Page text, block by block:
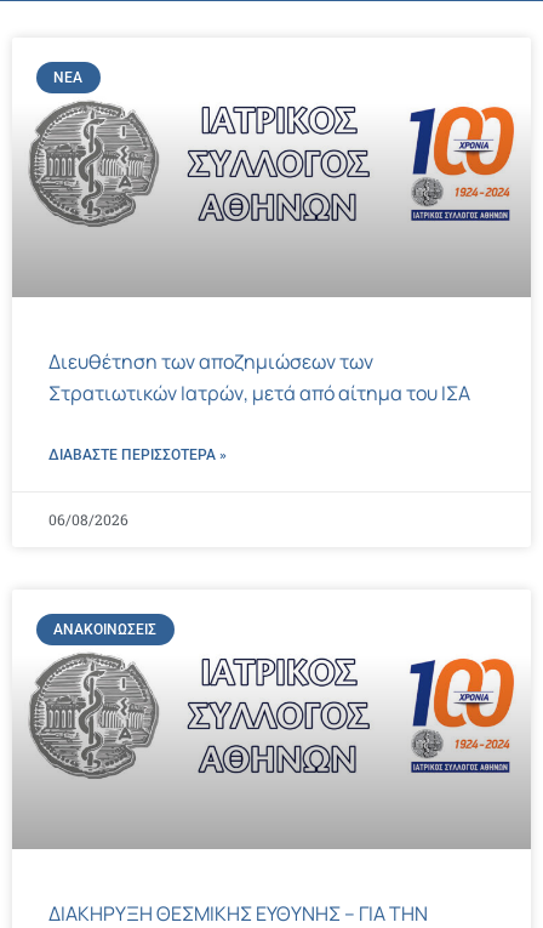
ΝΈΑ
Διευθέτηση των αποζημιώσεων των
Στρατιωτικών Ιατρών, μετά από αίτημα του ΙΣΑ
ΔΙΑΒΑΣΤΕ ΠΕΡΙΣΣΌΤΕΡΑ »
06/08/2026
ΑΝΑΚΟΙΝΏΣΕΙΣ
ΔΙΑΚΗΡΥΞΗ ΘΕΣΜΙΚΗΣ ΕΥΘΥΝΗΣ – ΓΙΑ ΤΗΝ